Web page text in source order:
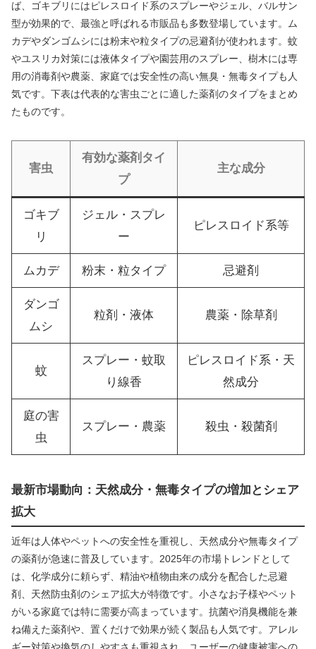
ば、ゴキブリにはピレスロイド系のスプレーやジェル、バルサン
型が効果的で、最強と呼ばれる市販品も多数登場しています。ム
カデやダンゴムシには粉末や粒タイプの忌避剤が使われます。蚊
やユスリカ対策には液体タイプや園芸用のスプレー、樹木には専
用の消毒剤や農薬、家庭では安全性の高い無臭・無毒タイプも人
気です。下表は代表的な害虫ごとに適した薬剤のタイプをまとめ
たものです。
害虫
有効な薬剤タイ
プ
主な成分
ゴキブ
リ
ジェル・スプレ
ー
ピレスロイド系等
ムカデ 粉末・粒タイプ 忌避剤
ダンゴ
ムシ
粒剤・液体 農薬・除草剤
蚊
スプレー・蚊取
り線香
ピレスロイド系・天
然成分
庭の害
虫
スプレー・農薬 殺虫・殺菌剤
最新市場動向：天然成分・無毒タイプの増加とシェア
拡大
近年は人体やペットへの安全性を重視し、天然成分や無毒タイプ
の薬剤が急速に普及しています。2025年の市場トレンドとして
は、化学成分に頼らず、精油や植物由来の成分を配合した忌避
剤、天然防虫剤のシェア拡大が特徴です。小さなお子様やペット
がいる家庭では特に需要が高まっています。抗菌や消臭機能を兼
ね備えた薬剤や、置くだけで効果が続く製品も人気です。アレル